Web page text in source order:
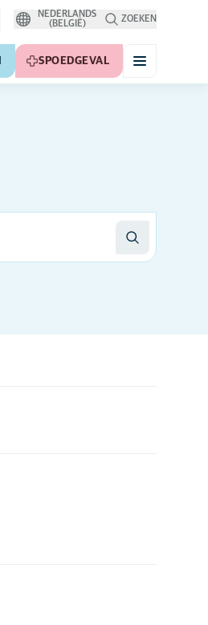
NEDERLANDS
(BELGIË)
ZOEKEN
SPOEDGEVAL